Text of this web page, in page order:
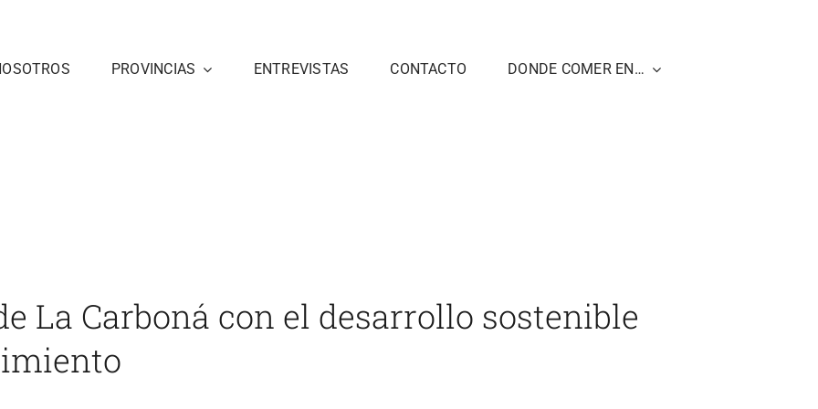
PROVINCIAS ENTREVISTAS CONTACTO DONDE COMER EN…
La Carboná con el desarrollo sostenible